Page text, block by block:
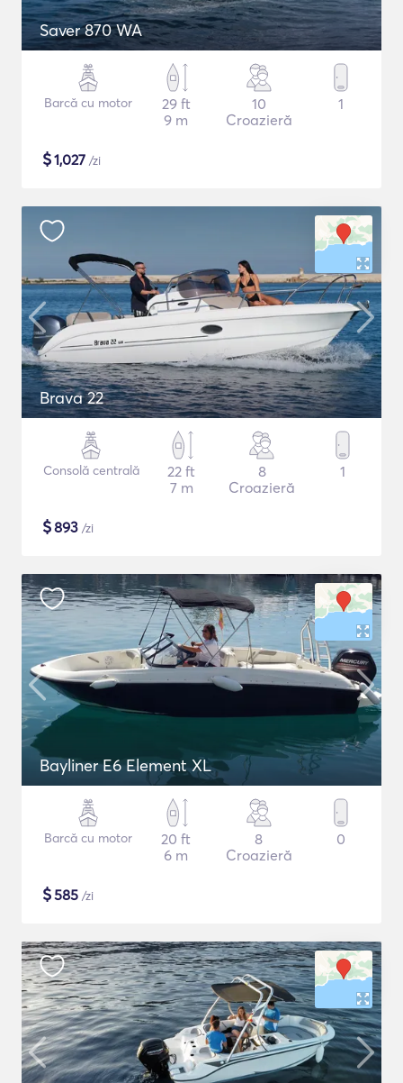
Saver 870 WA
Barcă cu motor
29 ft
9 m
10
Croazieră
1
$1,027 /zi
Brava 22
Consolă centrală
22 ft
7 m
8
Croazieră
1
$893 /zi
Bayliner E6 Element XL
Barcă cu motor
20 ft
6 m
8
Croazieră
0
$585 /zi